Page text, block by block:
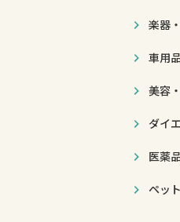
楽器
車用
美容
ダイ
医薬
ペッ